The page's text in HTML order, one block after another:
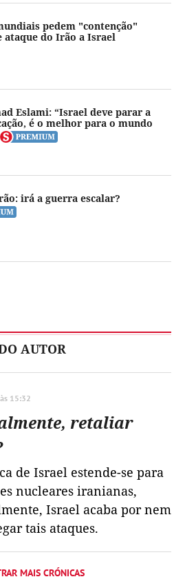
pedem "contenção"
ataque do Irão a Israel
Eslami: “Israel deve parar a
é o melhor para o mundo
irá a guerra escalar?
AUTOR
15:32
retaliar
de Israel estende-se para
nucleares iranianas,
Israel acaba por nem
tais ataques.
MAIS CRÓNICAS